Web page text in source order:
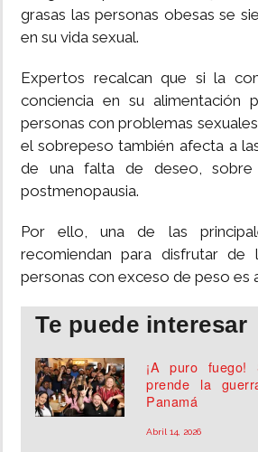
grasas las personas obesas se
en su vida sexual.
Expertos recalcan que si la
conciencia en su alimentación
personas con problemas
el sobrepeso también afecta a
de una falta de deseo,
postmenopausia.
Por ello, una de las
recomiendan para disfrutar de
personas con exceso de peso es
Te puede interesar
¡A puro fuego!
prende la
Panamá
Abril 14, 2026